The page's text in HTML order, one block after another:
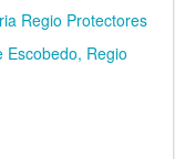
Regio Protectores
Escobedo Regio